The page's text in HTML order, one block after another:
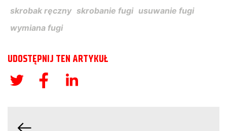
skrobak ręczny skrobanie fugi usuwanie fugi
wymiana fugi
UDOSTĘPNIJ TEN ARTYKUŁ